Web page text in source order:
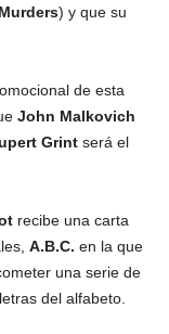
) y que su
de esta
John Malkovich
Grint será el
recibe una carta
A.B.C. en la que
una serie de
del alfabeto.